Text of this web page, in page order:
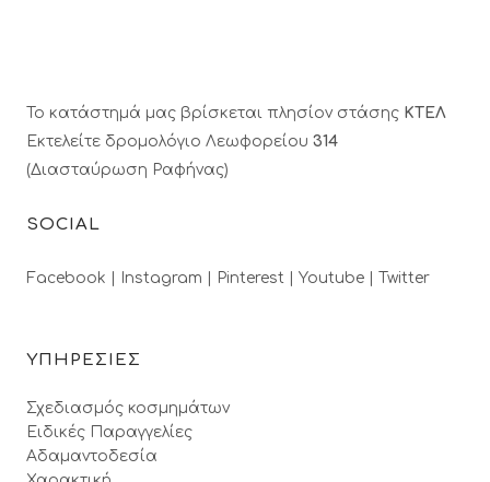
Το κατάστημά μας βρίσκεται πλησίον στάσης ΚΤΕΛ
Εκτελείτε δρομολόγιο Λεωφορείου 314
(Διασταύρωση Ραφήνας)
SOCIAL
Facebook | Instagram | Pinterest | Youtube | Twitter
ΥΠΗΡΕΣΙΕΣ
Σχεδιασμός κοσμημάτων
Ειδικές Παραγγελίες
Αδαμαντοδεσία